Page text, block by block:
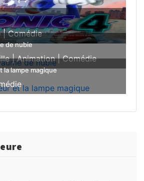
|Comédie
de nubie
|Animation |Comédie
la lampe magique